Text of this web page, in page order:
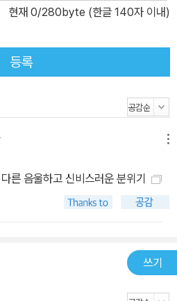
것들을 비웃기라도 하듯 바람에 제 잎
를 내며 흔들린다. 아이의 한스런 영
안지 않는다. 인간들의 괴롭힘에 지
자살하게 만들었던 나이트 샤말란의
탄식의 소리를 내뱉고, 작고 하찮은
게 천 년을 살아온 나무는 인간에 의
때까지 108개 돌계단 끝에서 처연한
. 토토로가 뛰노는 정겨
록 변할 줄 모르는 인간의 어리석음
천년수는 결국 인간의 손에 최후를
하는 소설이다.
현재 0/280byte (한글 140자 이내)
등록
른 음울하고 신비스러운 분위기
쓰기